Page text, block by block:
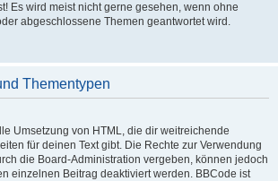
Es wird meist nicht gerne gesehen, wenn ohne
abgeschlossene Themen geantwortet wird.
Thementypen
Umsetzung von HTML, die dir weitreichende
für deinen Text gibt. Die Rechte zur Verwendung
die Board-Administration vergeben, können jedoch
einzelnen Beitrag deaktiviert werden. BBCode ist